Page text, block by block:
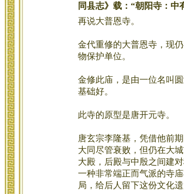
同县志》载：“朝阳寺：
再说大普恩寺。
金代重修的大普恩寺，现
物保护单位。
金修此庙，是由一位名叫
基础好。
此寺的原型是唐开元寺。
唐玄宗李隆基，凭借他前
大同尽管衰败，但仍在大
大殿，后殿与中殷之间建
一种非常端正而气派的寺
局，给后人留下这份文化